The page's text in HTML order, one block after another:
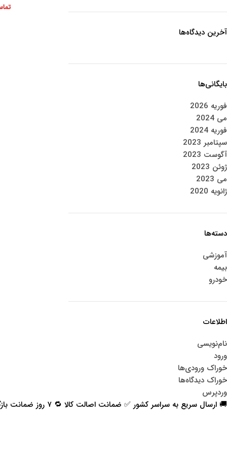
آخرین دیدگاه‌ها
بایگانی‌ها
فوریه 2026
می 2024
فوریه 2024
سپتامبر 2023
آگوست 2023
ژوئن 2023
می 2023
ژانویه 2020
دسته‌ها
آموزشی
بیمه
خودرو
اطلاعات
نام‌نویسی
ورود
خوراک ورودی‌ها
خوراک دیدگاه‌ها
وردپرس
🚚 ارسال سریع به سراسر کشور ✅ ضمانت اصالت کالا 🔁 ۷ روز ضمانت بازگشت 📞 پشتیبانی واقعی